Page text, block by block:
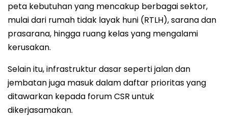
peta kebutuhan yang mencakup berbagai sektor,
mulai dari rumah tidak layak huni (RTLH), sarana dan
prasarana, hingga ruang kelas yang mengalami
kerusakan.
Selain itu, infrastruktur dasar seperti jalan dan
jembatan juga masuk dalam daftar prioritas yang
ditawarkan kepada forum CSR untuk
dikerjasamakan.